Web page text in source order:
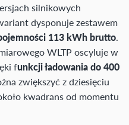
silnikowych
dysponuje zestawem
113 kWh brutto.
WLTP oscyluje w
funkcji ładowania do 400
zwiększyć z dziesięciu
kwadrans od momentu